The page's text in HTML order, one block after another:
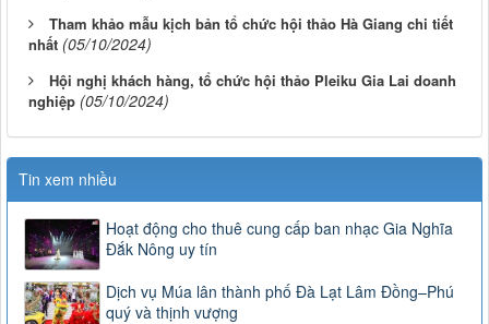
Tham khảo mẫu kịch bản tổ chức hội thảo Hà Giang chi tiết
nhất (05/10/2024)
Hội nghị khách hàng, tổ chức hội thảo Pleiku Gia Lai doanh
nghiệp (05/10/2024)
Tin xem nhiều
Hoạt động cho thuê cung cấp ban nhạc Gia Nghĩa
Đắk Nông uy tín
Dịch vụ Múa lân thành phố Đà Lạt Lâm Đồng–Phú
quý và thịnh vượng